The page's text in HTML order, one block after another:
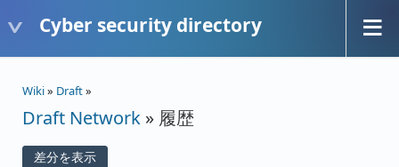
Cyber security directory
Wiki» Draft»
Draft Network » 履歴